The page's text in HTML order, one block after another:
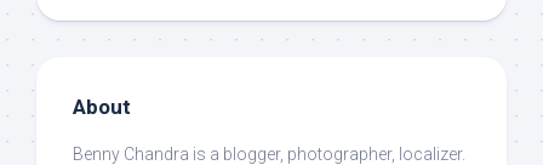
About
Benny Chandra is a blogger, photographer, localizer.